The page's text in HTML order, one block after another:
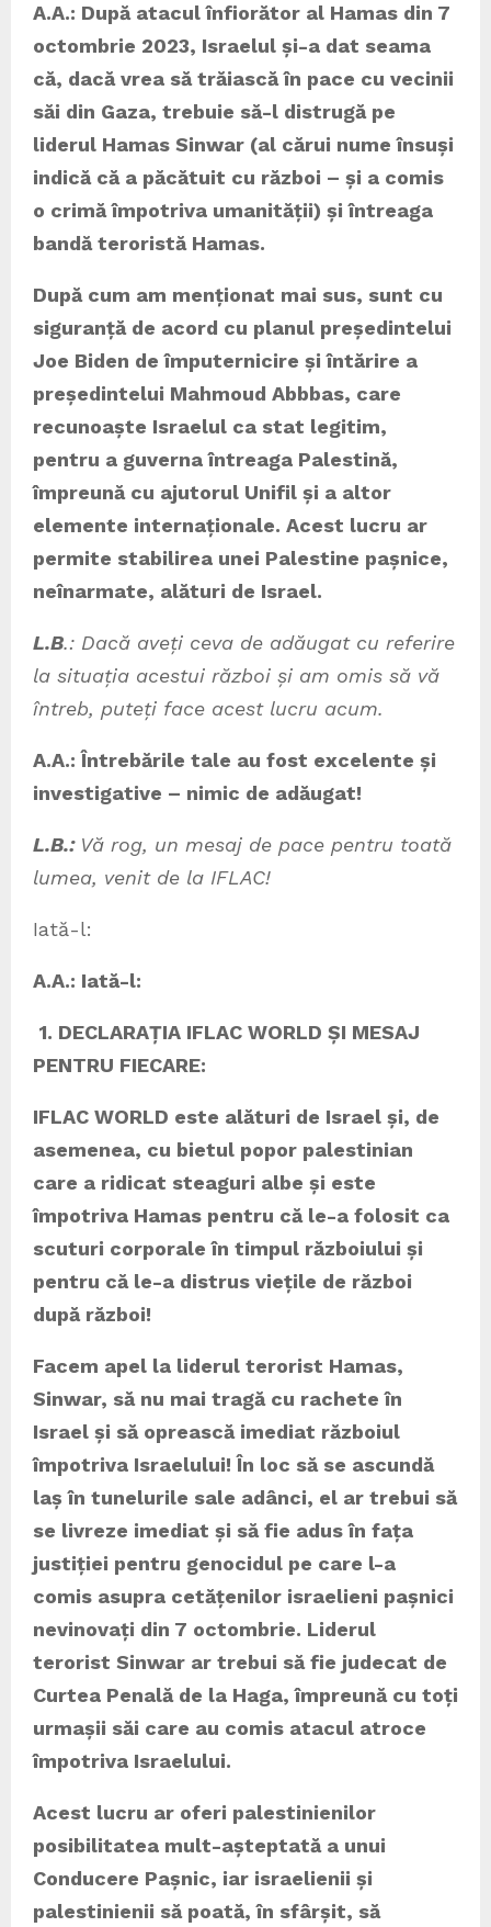
A.A.: După atacul înfiorător al Hamas din 7
octombrie 2023, Israelul și-a dat seama
că, dacă vrea să trăiască în pace cu vecinii
săi din Gaza, trebuie să-l distrugă pe
liderul Hamas Sinwar (al cărui nume însuși
indică că a păcătuit cu război – și a comis
o crimă împotriva umanității) și întreaga
bandă teroristă Hamas.
După cum am menționat mai sus, sunt cu
siguranță de acord cu planul președintelui
Joe Biden de împuternicire și întărire a
președintelui Mahmoud Abbbas, care
recunoaște Israelul ca stat legitim,
pentru a guverna întreaga Palestină,
împreună cu ajutorul Unifil și a altor
elemente internaționale. Acest lucru ar
permite stabilirea unei Palestine pașnice,
neînarmate, alături de Israel.
L.B.: Dacă aveți ceva de adăugat cu referire
la situația acestui război și am omis să vă
întreb, puteți face acest lucru acum.
A.A.: Întrebările tale au fost excelente și
investigative – nimic de adăugat!
L.B.:Vă rog, un mesaj de pace pentru toată
lumea, venit de la IFLAC!
Iată-l:
A.A.: Iată-l:
1. DECLARAȚIA IFLAC WORLD ȘI MESAJ
PENTRU FIECARE:
IFLAC WORLD este alături de Israel și, de
asemenea, cu bietul popor palestinian
care a ridicat steaguri albe și este
împotriva Hamas pentru că le-a folosit ca
scuturi corporale în timpul războiului și
pentru că le-a distrus viețile de război
după război!
Facem apel la liderul terorist Hamas,
Sinwar, să nu mai tragă cu rachete în
Israel și să oprească imediat războiul
împotriva Israelului! În loc să se ascundă
laș în tunelurile sale adânci, el ar trebui să
se livreze imediat și să fie adus în fața
justiției pentru genocidul pe care l-a
comis asupra cetățenilor israelieni pașnici
nevinovați din 7 octombrie. Liderul
terorist Sinwar ar trebui să fie judecat de
Curtea Penală de la Haga, împreună cu toți
urmașii săi care au comis atacul atroce
împotriva Israelului.
Acest lucru ar oferi palestinienilor
posibilitatea mult-așteptată a unui
Conducere Pașnic, iar israelienii și
palestinienii să poată, în sfârșit, să